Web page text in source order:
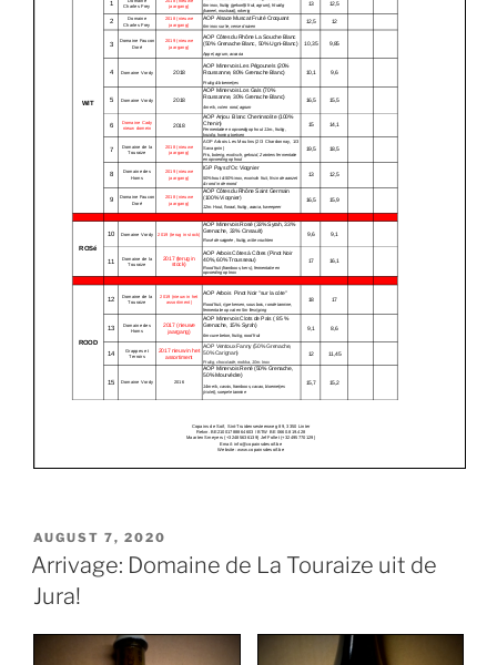
POSTED
ON
AUGUST 7, 2020
Arrivage: Domaine de La Touraize uit de
Jura!